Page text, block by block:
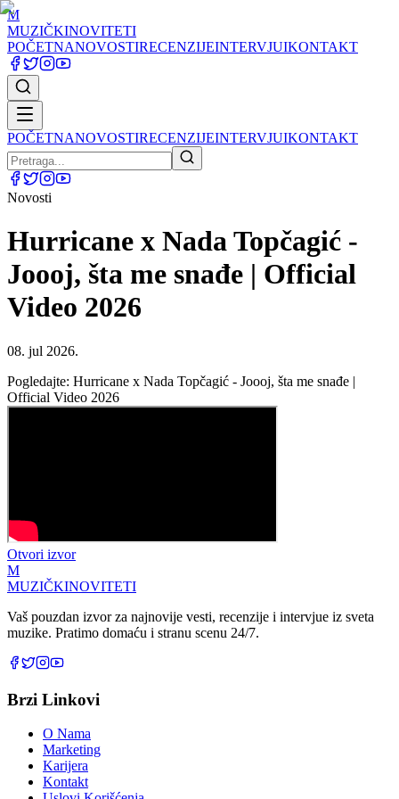
M
MUZIČKINOVITETI
POČETNANOVOSTIRECENZIJEINTERVJUIKONTAKT
POČETNANOVOSTIRECENZIJEINTERVJUIKONTAKT
Novosti
Hurricane x Nada Topčagić -
Joooj, šta me snađe | Official
Video 2026
08. jul 2026.
Pogledajte: Hurricane x Nada Topčagić - Joooj, šta me snađe |
Official Video 2026
Otvori izvor
M
MUZIČKINOVITETI
Vaš pouzdan izvor za najnovije vesti, recenzije i intervjue iz sveta
muzike. Pratimo domaću i stranu scenu 24/7.
Brzi Linkovi
O Nama
Marketing
Karijera
Kontakt